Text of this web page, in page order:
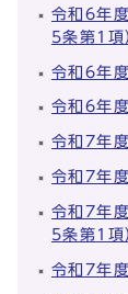
令和6年
5条第1項
令和6年
令和6年
令和7年
令和7年
令和7年
5条第1項
令和7年